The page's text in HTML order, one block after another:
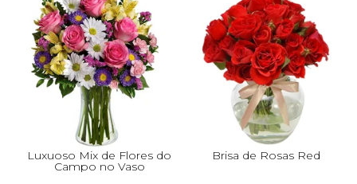
Luxuoso Mix de Flores do
Campo no Vaso
Brisa de Rosas Red